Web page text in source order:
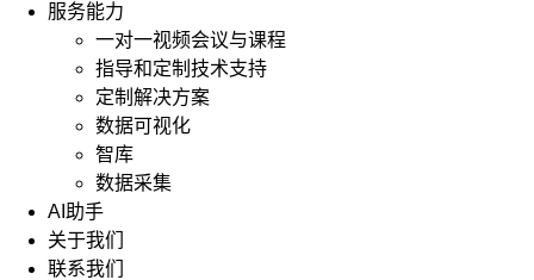
服务能力
一对一视频会议与课程
指导和定制技术支持
定制解决方案
数据可视化
智库
数据采集
AI助手
关于我们
联系我们